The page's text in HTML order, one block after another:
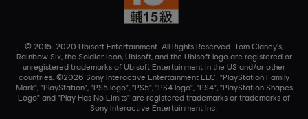
© 2015–2020 Ubisoft Entertainment. All Rights Reserved. Tom Clancy’s,
Rainbow Six, the Soldier Icon, Ubisoft, and the Ubisoft logo are registered or
unregistered trademarks of Ubisoft Entertainment in the US and/or other
countries. ©2026 Sony Interactive Entertainment LLC. "PlayStation Family
Mark", "PlayStation", "PS5 logo", "PS5", "PS4 logo", "PS4", "PlayStation Shapes
Logo" and "Play Has No Limits" are registered trademarks or trademarks of
Sony Interactive Entertainment Inc.